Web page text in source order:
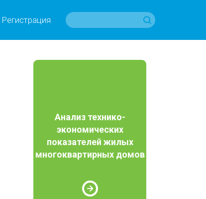
Регистрация
Анализ технико-
экономических
показателей жилых
многоквартирных домов